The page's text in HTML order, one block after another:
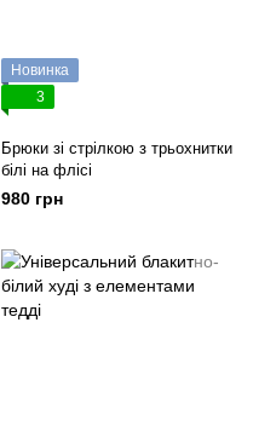
Новинка
3
Брюки зі стрілкою з трьохнитки
білі на флісі
980 грн